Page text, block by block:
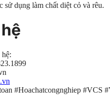
sử dụng làm chất diệt cỏ và rêu.
#Hoachatcongnghiep #VCS